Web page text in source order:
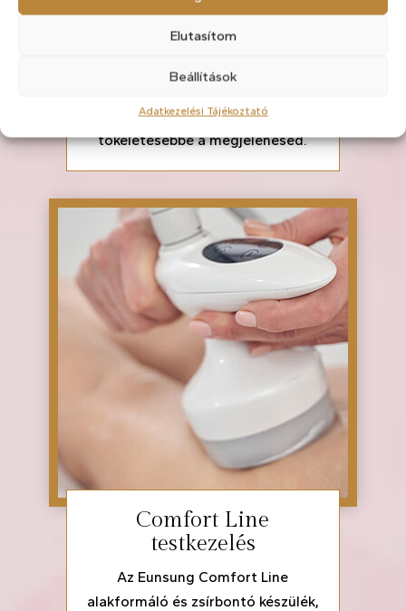
Elutasítom
Beállítások
Adatkezelési Tájékoztató
sminktetoválásokkal teszem még
tökéletesebbé a megjelenésed.
Comfort Line
testkezelés
Az Eunsung Comfort Line
alakformáló és zsírbontó készülék,